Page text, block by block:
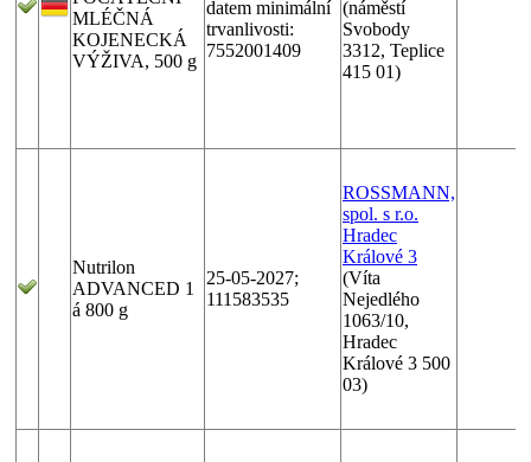
MLÉČNÁ
KOJENECKÁ
VÝŽIVA, 500 g
datem minimální
trvanlivosti:
7552001409
(náměstí
Svobody
3312, Teplice
415 01)
Nutrilon
ADVANCED 1
á 800 g
25-05-2027;
111583535
ROSSMANN,
spol. s r.o.
Hradec
Králové 3
(Víta
Nejedlého
1063/10,
Hradec
Králové 3 500
03)